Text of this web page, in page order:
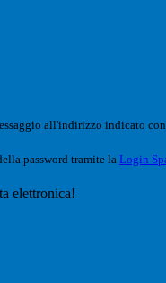
all'indirizzo indicato
password tramite la Login
elettronica!